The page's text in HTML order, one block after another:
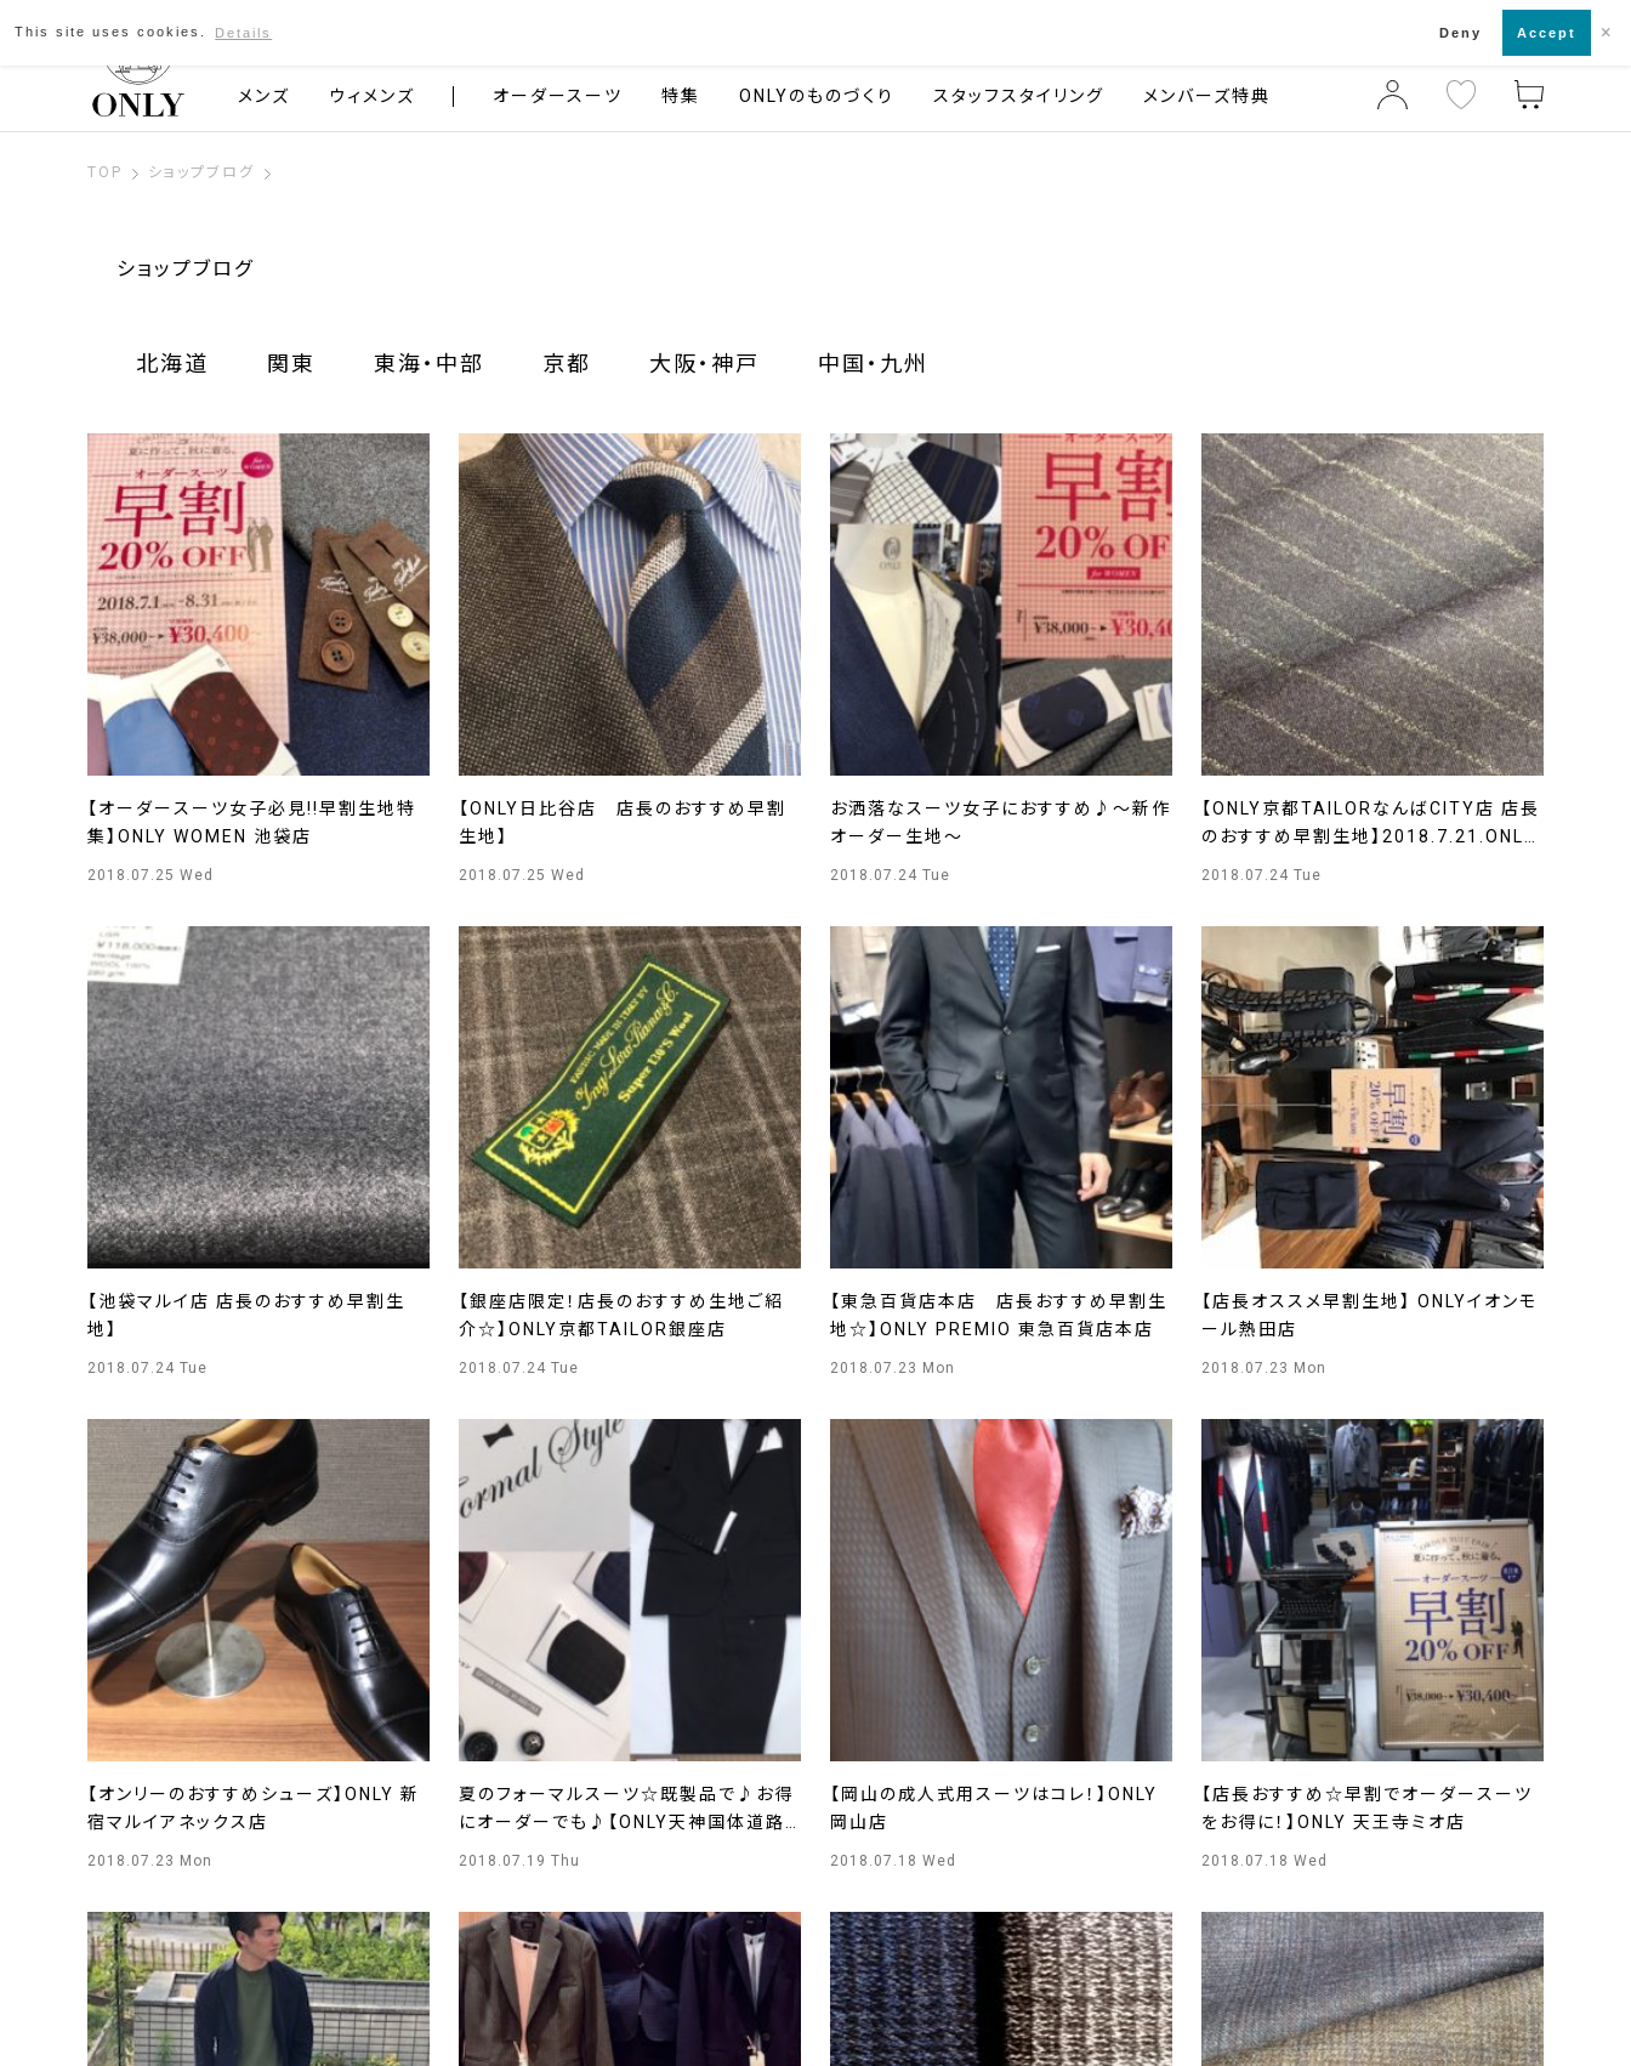
京都発のスーツブランド ONLY 店舗一覧・来店予約
メンズ ウィメンズ オーダースーツ 特集 ONLYのものづくり スタッフスタイリング メンバーズ特典
TOP ショップブログ
ショップブログ
北海道 関東 東海・中部 京都 大阪・神戸 中国・九州
【オーダースーツ女子必見!!早割生地特
集】ONLY WOMEN 池袋店
2018.07.25 Wed
【ONLY日比谷店 店長のおすすめ早割
生地】
2018.07.25 Wed
お洒落なスーツ女子におすすめ♪～新作
オーダー生地～
2018.07.24 Tue
【ONLY京都TAILORなんばCITY店 店長
のおすすめ早割生地】2018.7.21.ONLY
2018.07.24 Tue
【池袋マルイ店 店長のおすすめ早割生
地】
2018.07.24 Tue
【銀座店限定！店長のおすすめ生地ご紹
介☆】ONLY京都TAILOR銀座店
2018.07.24 Tue
【東急百貨店本店 店長おすすめ早割生
地☆】ONLY PREMIO 東急百貨店本店
2018.07.23 Mon
【店長オススメ早割生地】 ONLYイオンモ
ール熱田店
2018.07.23 Mon
【オンリーのおすすめシューズ】ONLY 新
宿マルイアネックス店
2018.07.23 Mon
夏のフォーマルスーツ☆既製品で♪お得
にオーダーでも♪【ONLY天神国体道路
2018.07.19 Thu
【岡山の成人式用スーツはコレ！】ONLY
岡山店
2018.07.18 Wed
【店長おすすめ☆早割でオーダースーツ
をお得に！】ONLY 天王寺ミオ店
2018.07.18 Wed
This site uses cookies. Details Deny Accept ×